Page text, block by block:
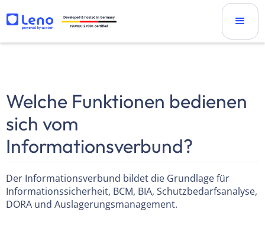
Welche Funktionen bedienen
sich vom
Informationsverbund?
Der Informationsverbund bildet die Grundlage für
Informationssicherheit, BCM, BIA, Schutzbedarfsanalyse,
DORA und Auslagerungsmanagement.